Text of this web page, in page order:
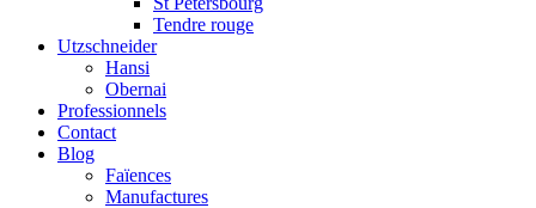
Tendre rouge
Utzschneider
Hansi
Obernai
Professionnels
Contact
Blog
Faïences
Manufactures